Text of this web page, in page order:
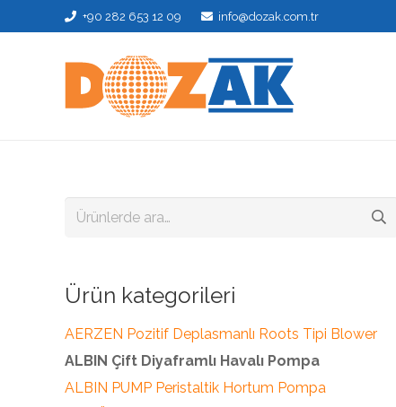
+90 282 653 12 09 info@dozak.com.tr
Ara:
Ürün kategorileri
AERZEN Pozitif Deplasmanlı Roots Tipi Blower
ALBIN Çift Diyaframlı Havalı Pompa
ALBIN PUMP Peristaltik Hortum Pompa